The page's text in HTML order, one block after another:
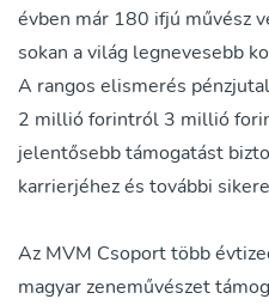
évben már 180 ifjú művész
sokan a világ legnevesebb
A rangos elismerés
2 millió forintról 3 millió
jelentősebb támogatást
karrierjéhez és további
Az MVM Csoport több
magyar zeneművészet